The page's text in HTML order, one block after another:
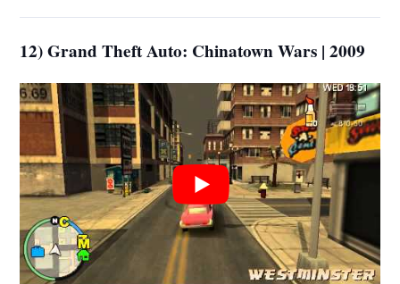
12) Grand Theft Auto: Chinatown Wars | 2009